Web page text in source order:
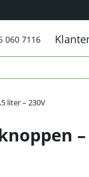
060 7116
liter – 230V